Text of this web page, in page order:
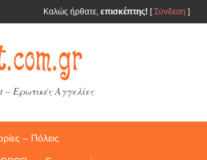
Καλώς ήρθατε, επισκέπτης! [Σύνδεση ]
– Ερωτικές Αγγελίες
– Πόλεις